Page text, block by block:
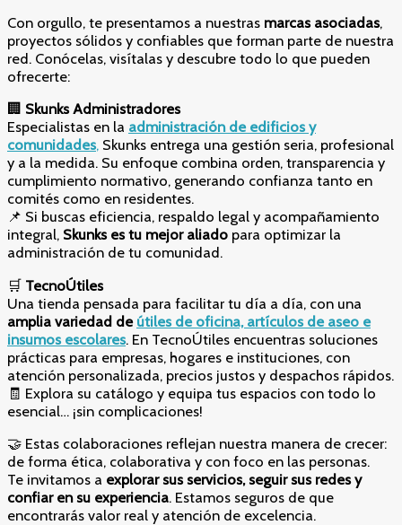
Con orgullo, te presentamos a nuestras marcas asociadas,
proyectos sólidos y confiables que forman parte de nuestra
red. Conócelas, visítalas y descubre todo lo que pueden
ofrecerte:
🏢 Skunks Administradores
Especialistas en la administración de edificios y
comunidades, Skunks entrega una gestión seria, profesional
y a la medida. Su enfoque combina orden, transparencia y
cumplimiento normativo, generando confianza tanto en
comités como en residentes.
📌 Si buscas eficiencia, respaldo legal y acompañamiento
integral, Skunks es tu mejor aliado para optimizar la
administración de tu comunidad.
🛒 TecnoÚtiles
Una tienda pensada para facilitar tu día a día, con una
amplia variedad de útiles de oficina, artículos de aseo e
insumos escolares. En TecnoÚtiles encuentras soluciones
prácticas para empresas, hogares e instituciones, con
atención personalizada, precios justos y despachos rápidos.
🧾 Explora su catálogo y equipa tus espacios con todo lo
esencial… ¡sin complicaciones!
🤝 Estas colaboraciones reflejan nuestra manera de crecer:
de forma ética, colaborativa y con foco en las personas.
Te invitamos a explorar sus servicios, seguir sus redes y
confiar en su experiencia. Estamos seguros de que
encontrarás valor real y atención de excelencia.